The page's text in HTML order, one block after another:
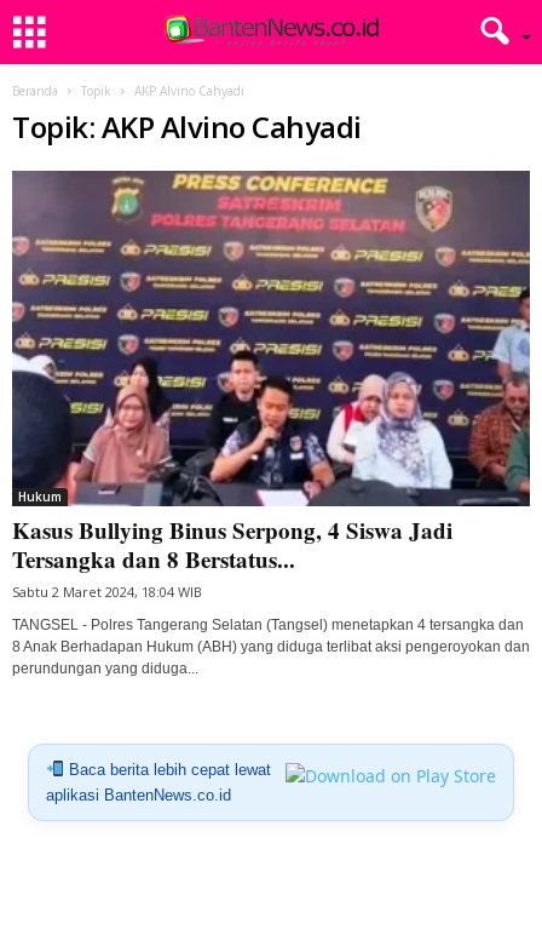
Beranda Topik AKP Alvino Cahyadi
Topik: AKP Alvino Cahyadi
Hukum
Kasus Bullying Binus Serpong, 4 Siswa Jadi
Tersangka dan 8 Berstatus...
Sabtu 2 Maret 2024, 18:04 WIB
TANGSEL - Polres Tangerang Selatan (Tangsel) menetapkan 4 tersangka dan
8 Anak Berhadapan Hukum (ABH) yang diduga terlibat aksi pengeroyokan dan
perundungan yang diduga...
Baca berita lebih cepat lewat
aplikasi BantenNews.co.id